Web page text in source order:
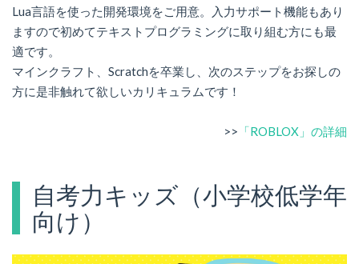
Lua言語を使った開発環境をご用意。入力サポート機能もあり
ますので初めてテキストプログラミングに取り組む方にも最
適です。
マインクラフト、Scratchを卒業し、次のステップをお探しの
方に是非触れて欲しいカリキュラムです！
>> 「ROBLOX」の詳細
自考力キッズ（小学校低学年
向け）